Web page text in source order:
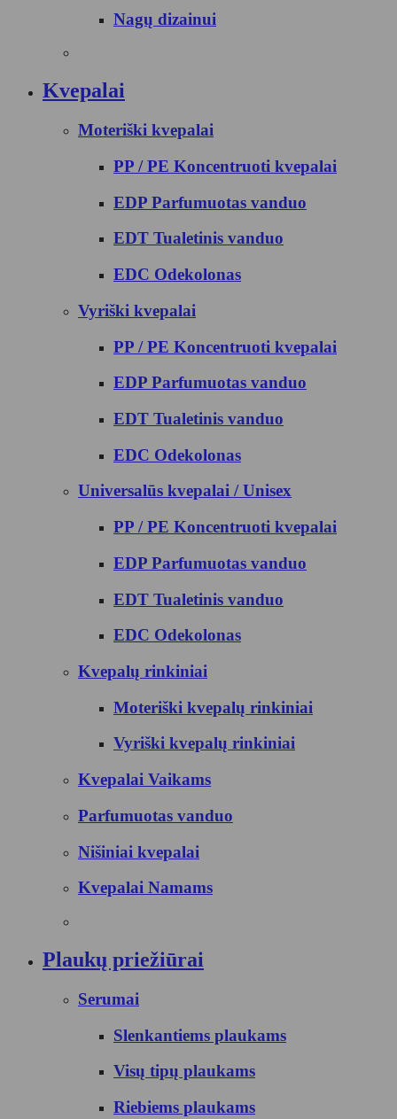
Nagų dizainui
Kvepalai
Moteriški kvepalai
PP / PE Koncentruoti kvepalai
EDP Parfumuotas vanduo
EDT Tualetinis vanduo
EDC Odekolonas
Vyriški kvepalai
PP / PE Koncentruoti kvepalai
EDP Parfumuotas vanduo
EDT Tualetinis vanduo
EDC Odekolonas
Universalūs kvepalai / Unisex
PP / PE Koncentruoti kvepalai
EDP Parfumuotas vanduo
EDT Tualetinis vanduo
EDC Odekolonas
Kvepalų rinkiniai
Moteriški kvepalų rinkiniai
Vyriški kvepalų rinkiniai
Kvepalai Vaikams
Parfumuotas vanduo
Nišiniai kvepalai
Kvepalai Namams
Plaukų priežiūrai
Serumai
Slenkantiems plaukams
Visų tipų plaukams
Riebiems plaukams